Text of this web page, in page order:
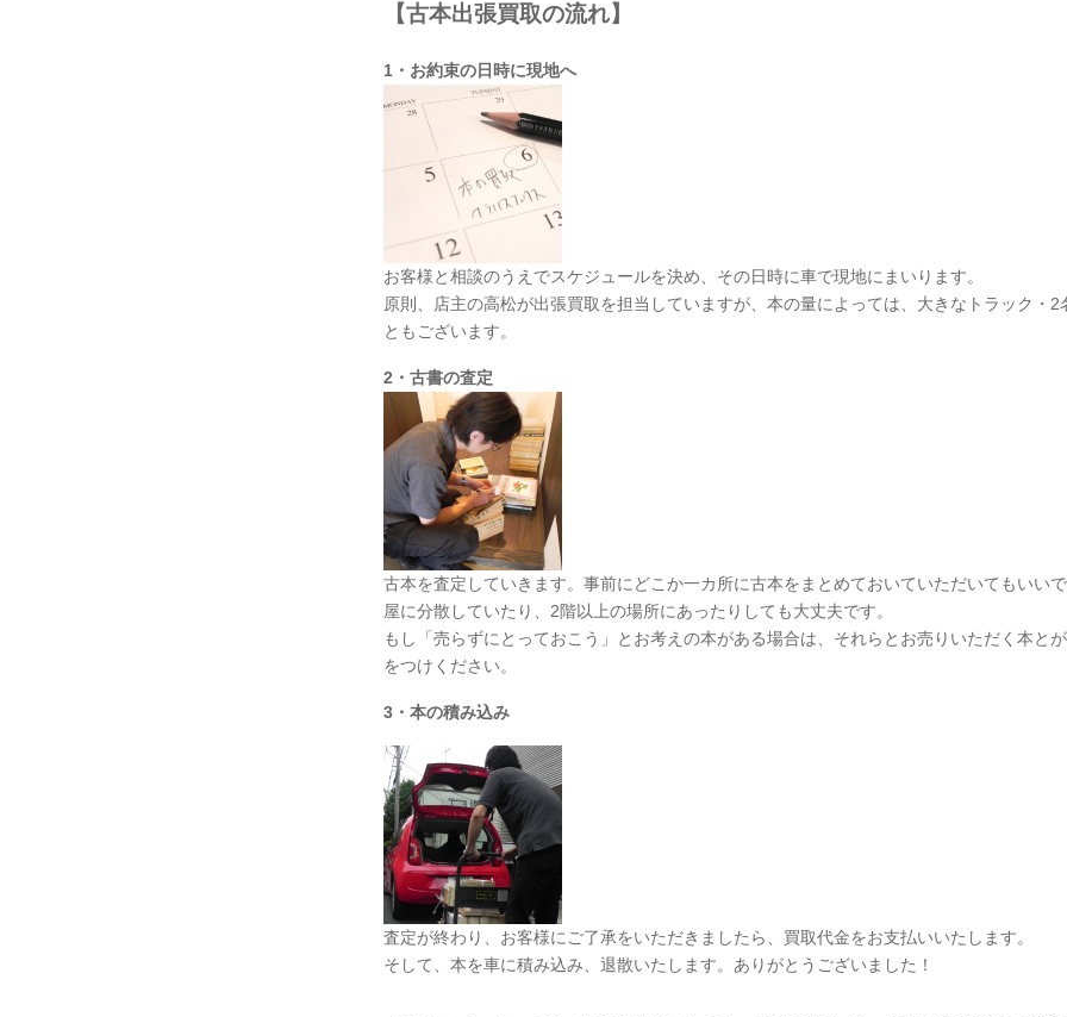
【古本出張買取の流れ】
1・お約束の日時に現地へ
お客様と相談のうえでスケジュールを決め、その日時に車で現地にまいります。
原則、店主の高松が出張買取を担当していますが、本の量によっては、大きなトラック・2
ともございます。
2・古書の査定
古本を査定していきます。事前にどこか一カ所に古本をまとめておいていただいてもいい
屋に分散していたり、2階以上の場所にあったりしても大丈夫です。
もし「売らずにとっておこう」とお考えの本がある場合は、それらとお売りいただく本と
をつけください。
3・本の積み込み
査定が終わり、お客様にご了承をいただきましたら、買取代金をお支払いいたします。
そして、本を車に積み込み、退散いたします。ありがとうございました！